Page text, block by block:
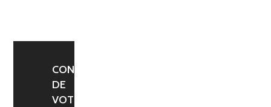
CONFIRMATION
DE
VOTRE